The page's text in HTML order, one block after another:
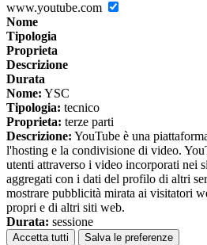
www.youtube.com
Nome
Tipologia
Proprieta
Descrizione
Durata
Nome: YSC
Tipologia: tecnico
Proprieta: terze parti
Descrizione: YouTube è una
l'hosting e la condivisione di video.
utenti attraverso i video incorporati nei
aggregati con i dati del profilo di altri
mostrare pubblicità mirata ai visitatori
propri e di altri siti web.
Durata: sessione
Accetta tutti Salva le preferenze